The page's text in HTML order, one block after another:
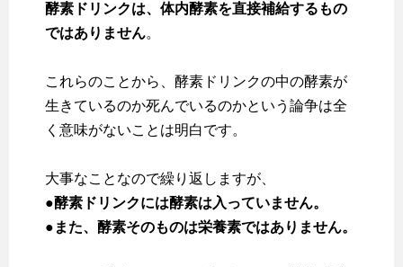
酵素ドリンクは、体内酵素を直接補給するもの
ではありません。
これらのことから、酵素ドリンクの中の酵素が
生きているのか死んでいるのかという論争は全
く意味がないことは明白です。
大事なことなので繰り返しますが、
●酵素ドリンクには酵素は入っていません。
●また、酵素そのものは栄養素ではありません。